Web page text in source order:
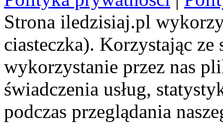
Strona iledzisiaj.pl
ciasteczka). Korzystając
wykorzystanie przez nas
świadczenia usług,
podczas przeglądania